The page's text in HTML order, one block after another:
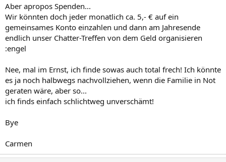
Aber apropos Spenden...
Wir könnten doch jeder monatlich ca. 5,- € auf ein
gemeinsames Konto einzahlen und dann am Jahresende
endlich unser Chatter-Treffen von dem Geld organisieren
:engel
Nee, mal im Ernst, ich finde sowas auch total frech! Ich könnte
es ja noch halbwegs nachvollziehen, wenn die Familie in Not
geraten wäre, aber so...
ich finds einfach schlichtweg unverschämt!
Bye
Carmen